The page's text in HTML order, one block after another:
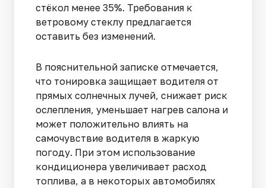
стёкол менее 35%. Требования к
ветровому стеклу предлагается
оставить без изменений.
В пояснительной записке отмечается,
что тонировка защищает водителя от
прямых солнечных лучей, снижает риск
ослепления, уменьшает нагрев салона и
может положительно влиять на
самочувствие водителя в жаркую
погоду. При этом использование
кондиционера увеличивает расход
топлива, а в некоторых автомобилях